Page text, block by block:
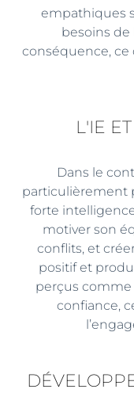
empathiques
besoins de
conséquence, ce
L'IE
Dans le
particulièrement
forte
motiver son
conflits, et
positif et
perçus comme
confiance,